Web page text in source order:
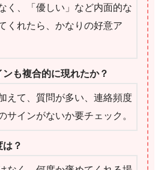
く、「優しい」など内面的な
くれたら、かなりの好意ア
も複合的に現れたか？
えて、質問が多い、連絡頻度
サインがないか要チェック。
？